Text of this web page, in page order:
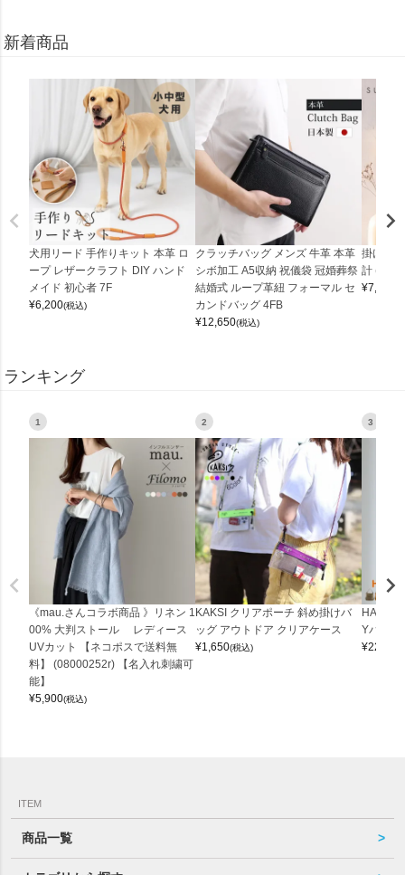
新着商品
犬用リード 手作りキット 本革 ロ
ープ レザークラフト DIY ハンド
メイド 初心者 7F
¥6,200(税込)
クラッチバッグ メンズ 牛革 本革
シボ加工 A5収納 祝儀袋 冠婚葬祭
結婚式 ループ革紐 フォーマル セ
カンドバッグ 4FB
¥12,650(税込)
掛け時
計
¥7,150
ランキング
1
《mau.さんコラボ商品 》リネン 1
00% 大判ストール レディース
UVカット 【ネコポスで送料無
料】 (08000252r) 【名入れ刺繍可
能】
¥5,900(税込)
2
KAKSI クリアポーチ 斜め掛けバ
ッグ アウトドア クリアケース
¥1,650(税込)
3
Yバッグ
¥22,000
ITEM
商品一覧